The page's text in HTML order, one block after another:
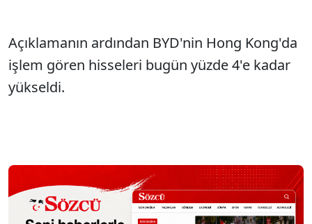
Açıklamanın ardından BYD'nin Hong Kong'da
işlem gören hisseleri bugün yüzde 4'e kadar
yükseldi.